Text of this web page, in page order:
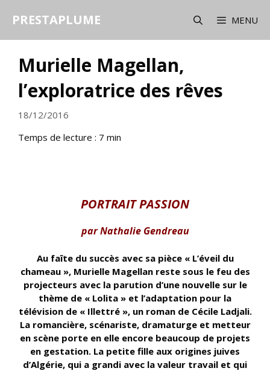
PRESTAPLUME MENU
Murielle Magellan,
l’exploratrice des rêves
18/12/2016
Temps de lecture : 7 min
PORTRAIT PASSION
par Nathalie Gendreau
Au faîte du succès avec sa pièce « L’éveil du
chameau », Murielle Magellan reste sous le feu des
projecteurs avec la parution d’une nouvelle sur le
thème de « Lolita » et l’adaptation pour la
télévision de « Illettré », un roman de Cécile Ladjali.
La romancière, scénariste, dramaturge et metteur
en scène porte en elle encore beaucoup de projets
en gestation. La petite fille aux origines juives
d’Algérie, qui a grandi avec la valeur travail et qui